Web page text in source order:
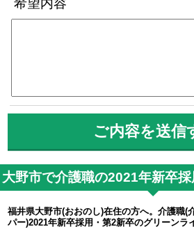
希望内容
大野市で介護職の2021年新卒
福井県大野市(おおのし)在住の方へ。介護職(
パー)2021年新卒採用・第2新卒のグリーンラ